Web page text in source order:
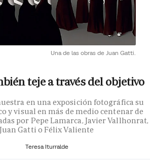
Una de las obras de Juan Gatti.
teje a través del objetivo
en una exposición fotográfica su
y visual en más de medio centenar de
por Pepe Lamarca, Javier Vallhonrat,
Juan Gatti o Félix Valiente
Teresa Iturralde